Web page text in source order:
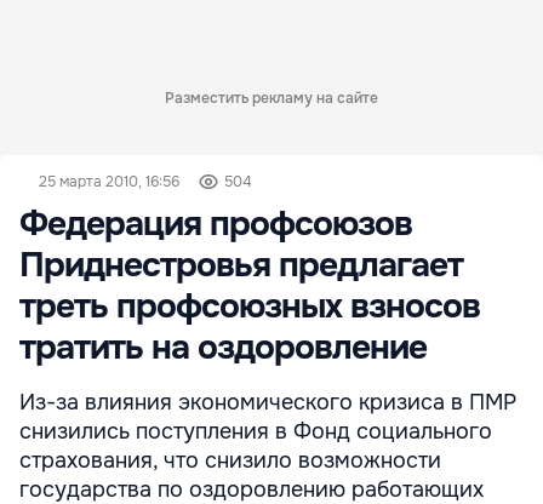
Разместить рекламу на сайте
25 марта 2010, 16:56 504
Федерация профсоюзов
Приднестровья предлагает
треть профсоюзных взносов
тратить на оздоровление
Из-за влияния экономического кризиса в ПМР
снизились поступления в Фонд социального
страхования, что снизило возможности
государства по оздоровлению работающих